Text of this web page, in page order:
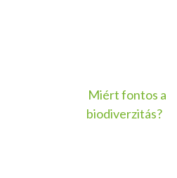
Miért fontos a
biodiverzitás?